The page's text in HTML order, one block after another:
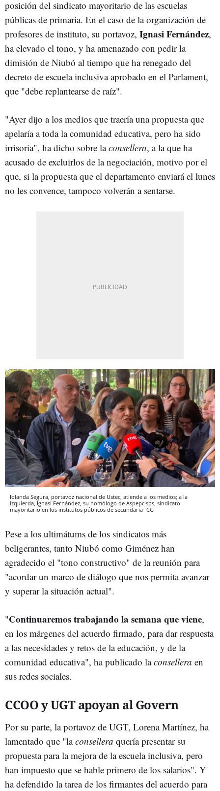
posición del sindicato mayoritario de las escuelas
públicas de primaria. En el caso de la organización de
profesores de instituto, su portavoz, Ignasi Fernández,
ha elevado el tono, y ha amenazado con pedir la
dimisión de Niubó al tiempo que ha renegado del
decreto de escuela inclusiva aprobado en el Parlament,
que "debe replantearse de raíz".
"Ayer dijo a los medios que traería una propuesta que
apelaría a toda la comunidad educativa, pero ha sido
irrisoria", ha dicho sobre laconsellera, a la que ha
acusado de excluirlos de la negociación, motivo por el
que, si la propuesta que el departamento enviará el lunes
no les convence, tampoco volverán a sentarse.
Iolanda Segura, portavoz nacional de Ustec, atiende a los medios; a la
izquierda, Ignasi Fernández, su homólogo de Aspepc·sps, sindicato
mayoritario en los institutos públicos de secundaria CG
Pese a los ultimátums de los sindicatos más
beligerantes, tanto Niubó como Giménez han
agradecido el "tono constructivo" de la reunión para
"acordar un marco de diálogo que nos permita avanzar
y superar la situación actual".
"Continuaremos trabajando la semana que viene,
en los márgenes del acuerdo firmado, para dar respuesta
a las necesidades y retos de la educación, y de la
comunidad educativa", ha publicado laconsellera en
sus redes sociales.
CCOO y UGT apoyan al Govern
Por su parte, la portavoz de UGT, Lorena Martínez, ha
lamentado que "laconsellera quería presentar su
propuesta para la mejora de la escuela inclusiva, pero
han impuesto que se hable primero de los salarios". Y
ha defendido la tarea de los firmantes del acuerdo para